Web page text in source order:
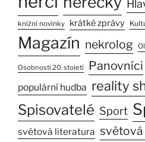
knižní novinky krátké zprávy
Magazín nekrolog
Osobnosti 20. století Panovníci
populární hudba reality
Spisovatelé Sport
světová literatura